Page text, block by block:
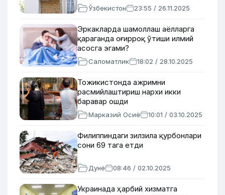
Ўзбекистон 23:55 / 26.11.2025
Эркакларда шамоллаш аёлларга
қараганда оғирроқ ўтиши илмий
асосга эгами?
Саломатлик 18:02 / 28.10.2025
Тожикистонда ажримни
расмийлаштириш нархи икки
баравар ошди
Марказий Осиё 10:01 / 03.10.2025
Филиппиндаги зилзила қурбонлари
сони 69 тага етди
Дунё 08:46 / 02.10.2025
Украинада ҳарбий хизматга